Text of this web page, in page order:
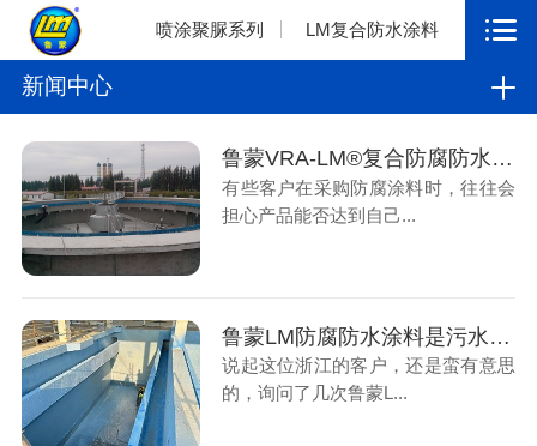
喷涂聚脲系列 LM复合防水涂料
新闻中心
鲁蒙VRA-LM®复合防腐防水涂料满足客户的需求，防腐要达到理想的效果
有些客户在采购防腐涂料时，往往会
担心产品能否达到自己...
鲁蒙LM防腐防水涂料是污水处理厂好材料
说起这位浙江的客户，还是蛮有意思
的，询问了几次鲁蒙L...